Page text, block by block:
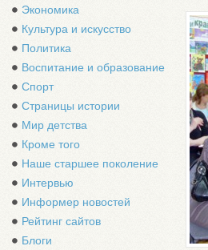
Экономика
Культура и искусство
Политика
Воспитание и образование
Спорт
Страницы истории
Мир детства
Кроме того
Наше старшее поколение
Интервью
Информер новостей
Рейтинг сайтов
Блоги